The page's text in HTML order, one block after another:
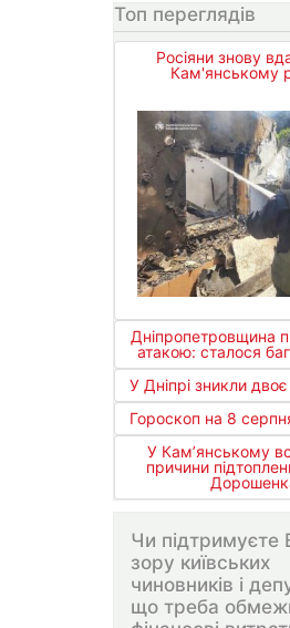
Топ переглядів
Росіяни знову
Кам'янському
Дніпропетровщина
атакою: сталося
У Дніпрі зникли двоє
Гороскоп на 8
У Кам’янському
причини
Чи підтримуєте
зору київських
чиновників і
що треба